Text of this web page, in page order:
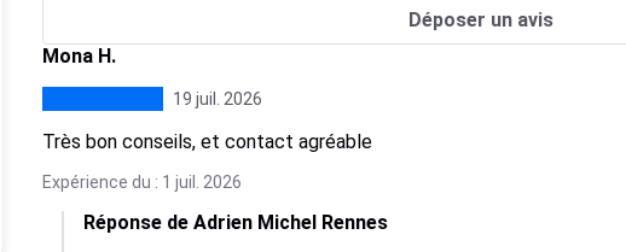
Déposer un avis
Mona H.
19 juil. 2026
Très bon conseils, et contact agréable
Expérience du : 1 juil. 2026
Réponse de Adrien Michel Rennes